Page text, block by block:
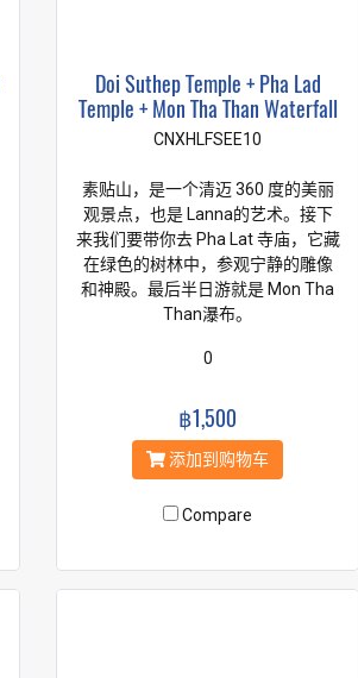
Doi Suthep Temple + Pha Lad
Temple + Mon Tha Than Waterfall
CNXHLFSEE10
素贴山，是一个清迈 360 度的美丽
观景点，也是 Lanna的艺术。接下
来我们要带你去 Pha Lat 寺庙，它藏
在绿色的树林中，参观宁静的雕像
和神殿。最后半日游就是 Mon Tha
Than瀑布。
0
฿1,500
添加到购物车
Compare